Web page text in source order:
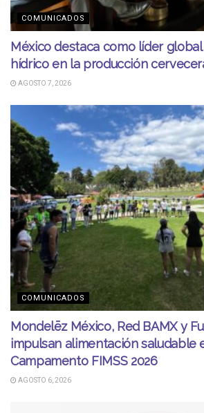
COMUNICADOS
México destaca como líder
hídrico en la producción
AGOSTO 7, 2026
COMUNICADOS
Mondelēz México, Red BAMX y
impulsan alimentación saludable
Campamento FIMSS 2026
AGOSTO 6, 2026